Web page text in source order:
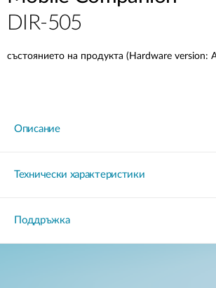
DIR-505
състоянието на продукта (Hardware version:
Описание
Технически характеристики
Поддръжка